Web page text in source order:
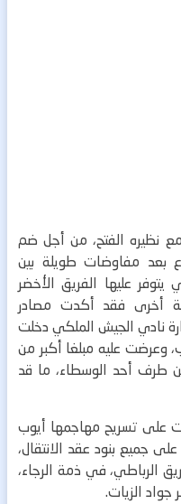
نظيره الفتح، من أجل ضم
بعد مفاوضات طويلة بين
يتوفر عليها الفريق الأخضر
أخرى فقد أكدت مصادر
نادي الجيش الملكي دخلت
وعرضت عليه مبلغا أكبر من
طرف أحد الوسطاء، ما قد
على تسريح مهاجمها أيوب
جميع بنود عقد الانتقال،
الرباطي، في ذمة الرجاء،
الزيات.